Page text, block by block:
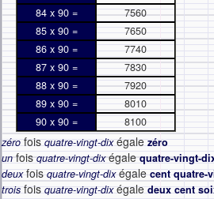
84 x 90 =
7560
85 x 90 =
7650
86 x 90 =
7740
87 x 90 =
7830
88 x 90 =
7920
89 x 90 =
8010
90 x 90 =
8100
zéro fois quatre-vingt-dixégale zéro
unfoisquatre-vingt-dixégalequatre-vingt-
deuxfois quatre-vingt-dixégale cent quatre-
trois fois quatre-vingt-dixégale deux cent